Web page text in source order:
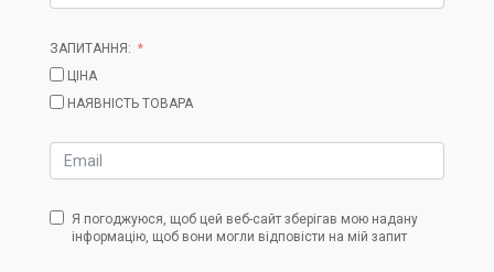
ЗАПИТАННЯ:
ЦІНА
НАЯВНІСТЬ ТОВАРА
Я погоджуюся, щоб цей веб-сайт зберігав мою надану
інформацію, щоб вони могли відповісти на мій запит